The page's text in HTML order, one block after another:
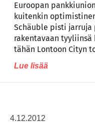
Euroopan
kuitenkin
Schäuble pisti
rakentavaan
tähän Lontoon Cityn
Lue lisää
4.12.2012